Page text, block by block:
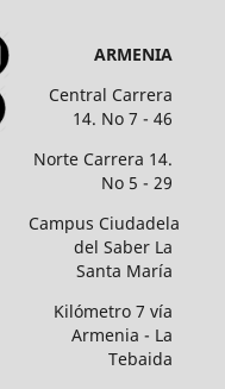
ARMENIA
Central Carrera
14. No 7 - 46
Norte Carrera 14.
No 5 - 29
Campus Ciudadela
del Saber La
Santa María
Kilómetro 7 vía
Armenia - La
Tebaida